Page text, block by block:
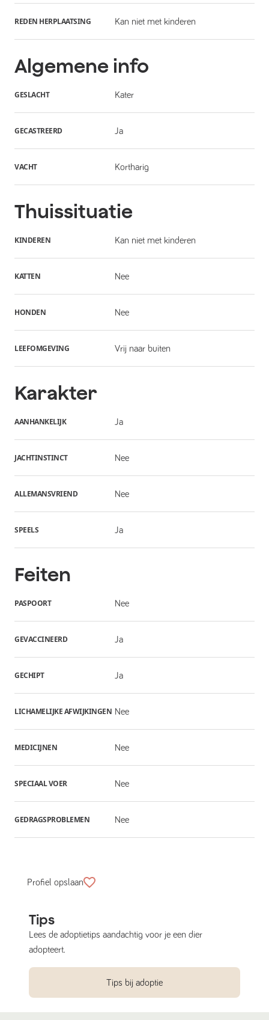
REDEN HERPLAATSING Kan niet met kinderen
Algemene info
GESLACHT Kater
GECASTREERD Ja
VACHT Kortharig
Thuissituatie
KINDEREN Kan niet met kinderen
KATTEN Nee
HONDEN Nee
LEEFOMGEVING Vrij naar buiten
Karakter
AANHANKELIJK Ja
JACHTINSTINCT Nee
ALLEMANSVRIEND Nee
SPEELS Ja
Feiten
PASPOORT Nee
GEVACCINEERD Ja
GECHIPT Ja
LICHAMELIJKE AFWIJKINGEN Nee
MEDICIJNEN Nee
SPECIAAL VOER Nee
GEDRAGSPROBLEMEN Nee
Profiel opslaan
Tips
Lees de adoptietips aandachtig voor je een dier
adopteert.
Tips bij adoptie